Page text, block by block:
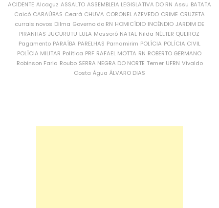
ACIDENTE Alcaçuz ASSALTO ASSEMBLEIA LEGISLATIVA DO RN Assu BATATA
Caicó CARAÚBAS Ceará CHUVA CORONEL AZEVEDO CRIME CRUZETA
currais novos Dilma Governo do RN HOMICÍDIO INCÊNDIO JARDIM DE
PIRANHAS JUCURUTU LULA Mossoró NATAL Nilda NÉLTER QUEIROZ
Pagamento PARAÍBA PARELHAS Parnamirim POLÍCIA POLÍCIA CIVIL
POLÍCIA MILITAR Política PRF RAFAEL MOTTA RN ROBERTO GERMANO
Robinson Faria Roubo SERRA NEGRA DO NORTE Temer UFRN Vivaldo
Costa Água ÁLVARO DIAS